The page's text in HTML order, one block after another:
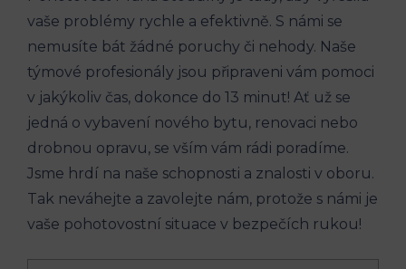
vaše problémy rychle a efektivně. S námi se
nemusíte bát žádné poruchy či nehody. Naše
týmové profesionály jsou připraveni vám pomoci
v jakýkoliv čas, dokonce do 13 minut! Ať už se
jedná o vybavení nového bytu, renovaci nebo
drobnou opravu, se vším vám rádi poradíme.
Jsme hrdí na naše schopnosti a znalosti v oboru.
Tak neváhejte a zavolejte nám, protože s námi je
vaše pohotovostní situace v bezpečích rukou!